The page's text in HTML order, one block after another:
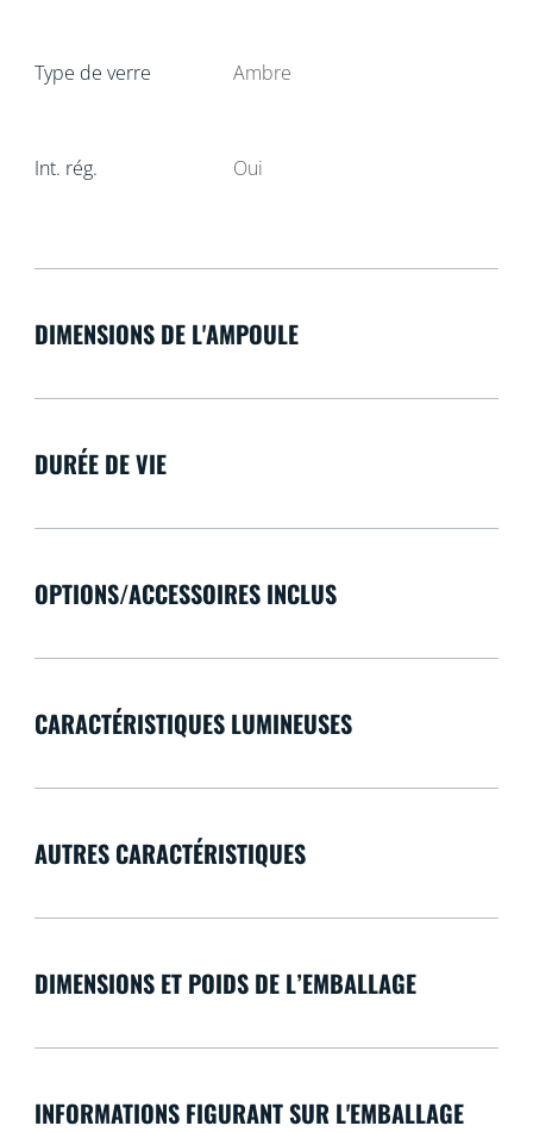
Type de verre Ambre
Int. rég. Oui
DIMENSIONS DE L'AMPOULE
DURÉE DE VIE
OPTIONS/ACCESSOIRES INCLUS
CARACTÉRISTIQUES LUMINEUSES
AUTRES CARACTÉRISTIQUES
DIMENSIONS ET POIDS DE L’EMBALLAGE
INFORMATIONS FIGURANT SUR L'EMBALLAGE